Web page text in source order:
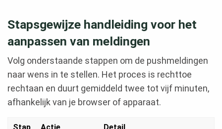
Stapsgewijze handleiding voor het
aanpassen van meldingen
Volg onderstaande stappen om de pushmeldingen
naar wens in te stellen. Het proces is rechttoe
rechtaan en duurt gemiddeld twee tot vijf minuten,
afhankelijk van je browser of apparaat.